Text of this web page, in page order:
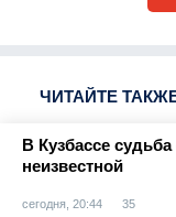
ЧИТАЙТЕ
В Кузбассе
неизвестной
сегодня, 20:44 35